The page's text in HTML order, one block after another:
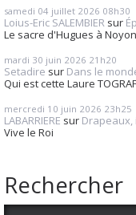
samedi 04 juillet 2026 08h30
Loius-Eric SALEMBIER sur
Le sacre d'Hugues à
mardi 30 juin 2026 21h20
Setadire sur Dans le
Qui est cette Laure
mercredi 10 juin 2026 23h25
LABARRIERE sur Drapeaux,
Vive le Roi
Rechercher